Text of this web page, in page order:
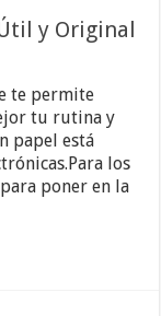
y Original
te permite
tu rutina y
papel está
los
poner en la